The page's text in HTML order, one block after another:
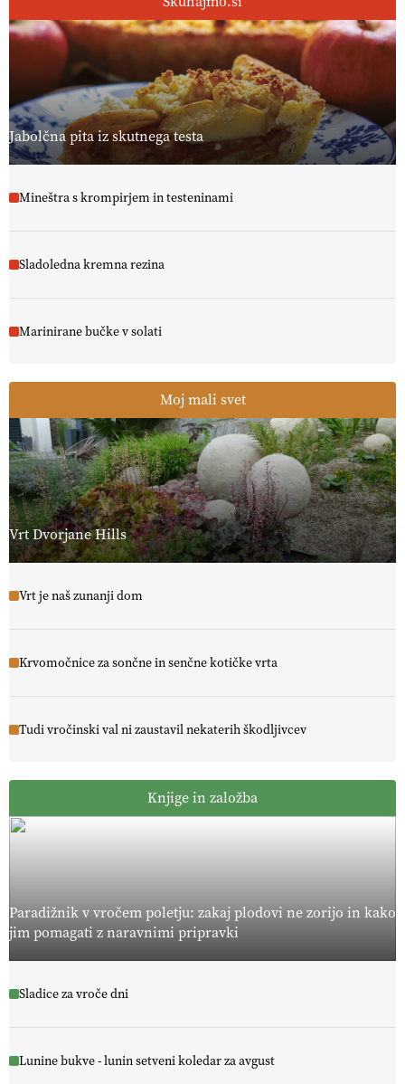
Jabolčna pita iz skutnega testa
Mineštra s krompirjem in testeninami
Sladoledna kremna rezina
Marinirane bučke v solati
Moj mali svet
Vrt Dvorjane Hills
Vrt je naš zunanji dom
Krvomočnice za sončne in senčne kotičke vrta
Tudi vročinski val ni zaustavil nekaterih škodljivcev
Knjige in založba
Paradižnik v vročem poletju: zakaj plodovi ne zorijo in kako
jim pomagati z naravnimi pripravki
Sladice za vroče dni
Lunine bukve - lunin setveni koledar za avgust